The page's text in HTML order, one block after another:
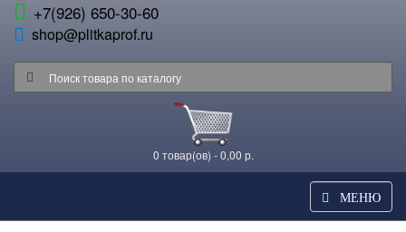
+7(926) 650-30-60
shop@plitkaprof.ru
0 товар(ов) - 0,00 р.
МЕНЮ